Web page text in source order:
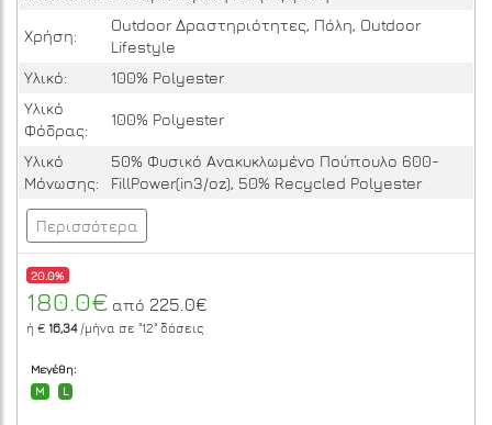
Χρήση:
Outdoor Δραστηριότητες, Πόλη, Outdoor
Lifestyle
Υλικό:
100% Polyester
Υλικό
Φόδρας:
100% Polyester
Υλικό
Μόνωσης:
50% Φυσικό Ανακυκλωμένο Πούπουλο 600-
FillPower(in3/oz), 50% Recycled Polyester
Περισσότερα
20.0%
180.0€ από 225.0€
ή € 16,34/μήνα σε "12" δόσεις
Μεγέθη:
M
L